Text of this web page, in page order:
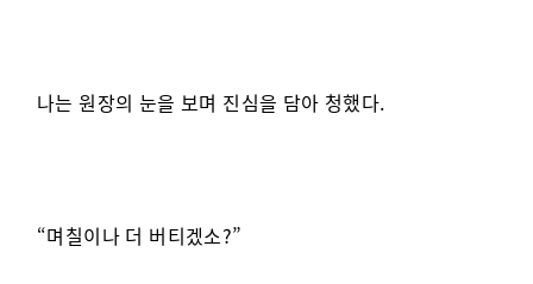
나는 원장의 눈을 보며 진심을 담아 청했다.
“며칠이나 더 버티겠소?”